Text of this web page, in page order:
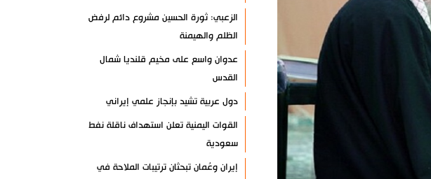
الزعبي: ثورة الحسين مشروع دائم لرفض
الظلم والهيمنة
عدوان واسع على مخيم قلنديا شمال
القدس
دول عربية تشيد بإنجاز علمي إيراني
القوات اليمنية تعلن استهداف ناقلة نفط
سعودية
إيران وعُمان تبحثان ترتيبات الملاحة في